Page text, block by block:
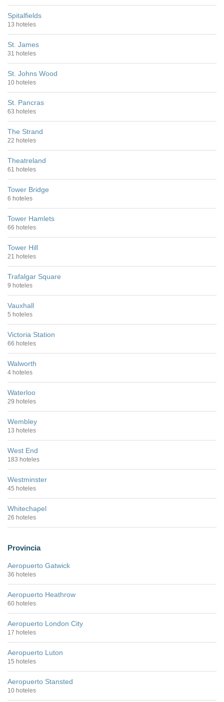
Spitalfields
13 hoteles
St. James
31 hoteles
St. Johns Wood
10 hoteles
St. Pancras
63 hoteles
The Strand
22 hoteles
Theatreland
61 hoteles
Tower Bridge
6 hoteles
Tower Hamlets
66 hoteles
Tower Hill
21 hoteles
Trafalgar Square
9 hoteles
Vauxhall
5 hoteles
Victoria Station
66 hoteles
Walworth
4 hoteles
Waterloo
29 hoteles
Wembley
13 hoteles
West End
183 hoteles
Westminster
45 hoteles
Whitechapel
26 hoteles
Provincia
Aeropuerto Gatwick
36 hoteles
Aeropuerto Heathrow
60 hoteles
Aeropuerto London City
17 hoteles
Aeropuerto Luton
15 hoteles
Aeropuerto Stansted
10 hoteles